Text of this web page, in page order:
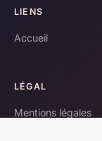
LIENS
Accueil
LÉGAL
Mentions légales